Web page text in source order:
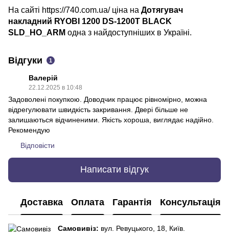
На сайті https://740.com.ua/ ціна на Дотягувач
накладний RYOBI 1200 DS-1200T BLACK
SLD_HO_ARM одна з найдоступніших в Україні.
Відгуки 1
Валерій
22.12.2025 в 10:48
Задоволені покупкою. Доводчик працює рівномірно, можна
відрегулювати швидкість закривання. Двері більше не
залишаються відчиненими. Якість хороша, виглядає надійно.
Рекомендую
Відповісти
Написати відгук
Доставка Оплата Гарантія Консультація
Самовивіз: вул. Ревуцького, 18, Київ.